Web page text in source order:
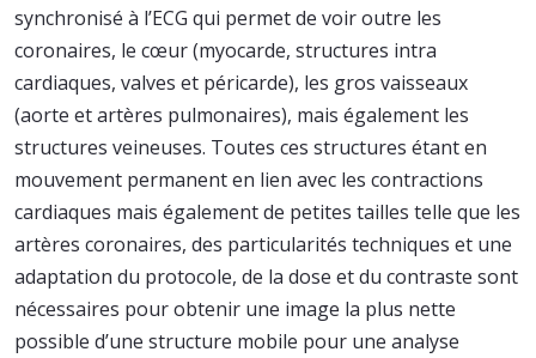
synchronisé à l’ECG qui permet de voir outre les
coronaires, le cœur (myocarde, structures intra
cardiaques, valves et péricarde), les gros vaisseaux
(aorte et artères pulmonaires), mais également les
structures veineuses. Toutes ces structures étant en
mouvement permanent en lien avec les contractions
cardiaques mais également de petites tailles telle que les
artères coronaires, des particularités techniques et une
adaptation du protocole, de la dose et du contraste sont
nécessaires pour obtenir une image la plus nette
possible d’une structure mobile pour une analyse